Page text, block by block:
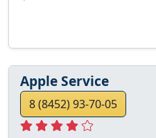
Apple Service
8 (8452) 93-70-05